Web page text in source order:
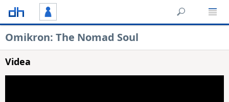
Omikron: The Nomad Soul
Videa